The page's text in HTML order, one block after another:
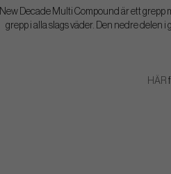
New Decade Multi Compound är ett grepp
grepp i alla slags väder. Den nedre delen
HÄR